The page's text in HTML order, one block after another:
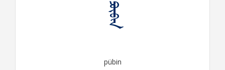
ᠫᠦᠪᠢᠨ
pübin